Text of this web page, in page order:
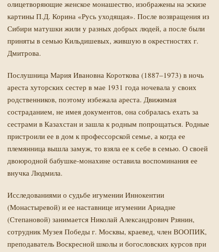
олицетворяющие женское монашество, изображены на эскизе
картины П.Д. Корина «Русь уходящая». После возвращения из
Сибири матушки жили у разных добрых людей, а после были
приняты в семью Кильдишевых, жившую в окрестностях г.
Дмитрова.
Послушница Мария Ивановна Короткова (1887–1973) в ночь
ареста хуторских сестер в мае 1931 года ночевала у своих
родственников, поэтому избежала ареста. Движимая
состраданием, не имея документов, она собралась ехать за
сестрами в Казахстан и зашла к родным попрощаться. Родные
пристроили ее в дом к профессорской семье, а когда ее
племянница вышла замуж, то взяла ее к себе в семью. О своей
двоюродной бабушке-монахине оставила воспоминания ее
внучка Людмила.
Исследованиями о судьбе игумении Иннокентии
(Монастыревой) и ее наставнице игумении Ариадне
(Степановой) занимается Николай Александрович Рзянин,
сотрудник Музея Победы г. Москвы, краевед, член ВООПИК,
преподаватель Воскресной школы и богословских курсов при